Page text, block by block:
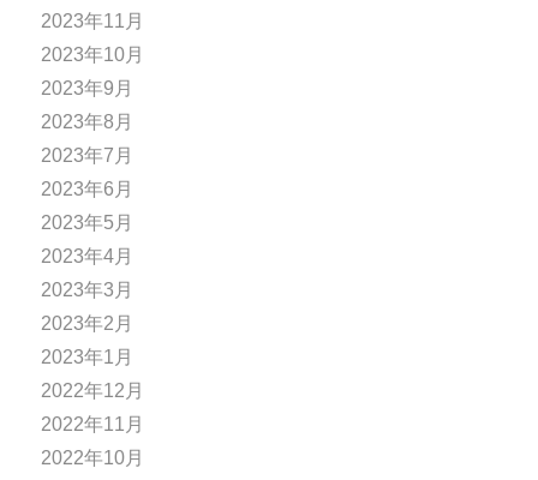
2023年11月
2023年10月
2023年9月
2023年8月
2023年7月
2023年6月
2023年5月
2023年4月
2023年3月
2023年2月
2023年1月
2022年12月
2022年11月
2022年10月